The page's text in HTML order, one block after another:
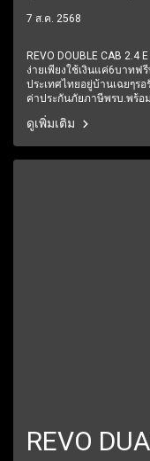
499000 บา
7 ส.ค. 2568
REVO DOUBLE CAB 2.4 E (AB/ABS) MTปี 2018 ร
ง่ายเพียงใช้เงินแค่6บาทฟ
ประเทศไทยอยู่บ้านเฉยๆ
ค่าประกันภัยภาษีพรบ.พร้อ
การรับประกันหลังการขาย
24 ชั่วโมง1 ปีเต็ม6 เดือนแ
ดูเพิ่มเติม
REVO